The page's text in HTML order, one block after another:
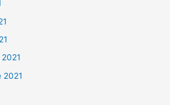
2021